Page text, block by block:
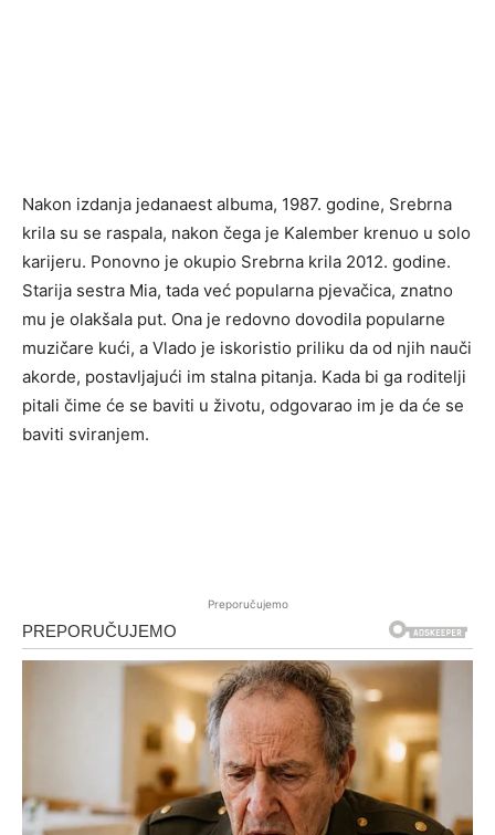
Nakon izdanja jedanaest albuma, 1987. godine, Srebrna
krila su se raspala, nakon čega je Kalember krenuo u solo
karijeru. Ponovno je okupio Srebrna krila 2012. godine.
Starija sestra Mia, tada već popularna pjevačica, znatno
mu je olakšala put. Ona je redovno dovodila popularne
muzičare kući, a Vlado je iskoristio priliku da od njih nauči
akorde, postavljajući im stalna pitanja. Kada bi ga roditelji
pitali čime će se baviti u životu, odgovarao im je da će se
baviti sviranjem.
Preporučujemo